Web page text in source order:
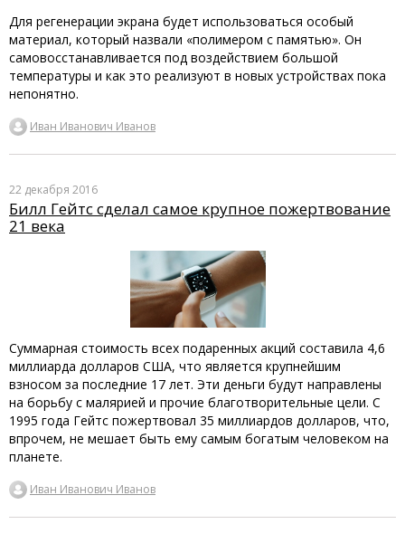
Для регенерации экрана будет использоваться особый
материал, который назвали «полимером с памятью». Он
самовосстанавливается под воздействием большой
температуры и как это реализуют в новых устройствах пока
непонятно.
Иван Иванович Иванов
22 декабря 2016
Билл Гейтс сделал самое крупное пожертвование
21 века
Суммарная стоимость всех подаренных акций составила 4,6
миллиарда долларов США, что является крупнейшим
взносом за последние 17 лет. Эти деньги будут направлены
на борьбу с малярией и прочие благотворительные цели. С
1995 года Гейтс пожертвовал 35 миллиардов долларов, что,
впрочем, не мешает быть ему самым богатым человеком на
планете.
Иван Иванович Иванов